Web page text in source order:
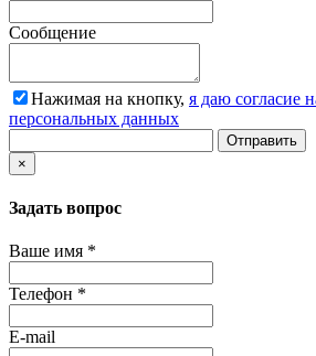
Сообщение
Нажимая на кнопку, я даю согласие
персональных данных
Отправить
×
Задать вопрос
Ваше имя *
Телефон *
E-mail